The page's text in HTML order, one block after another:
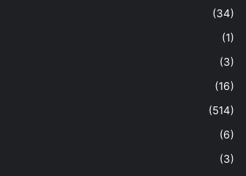
(34)
(1)
(3)
(16)
(514)
(6)
(3)